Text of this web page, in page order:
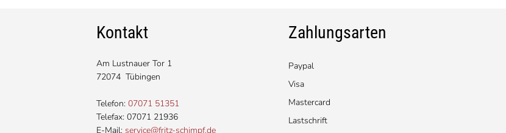
Kontakt
Am Lustnauer Tor 1
72074 Tübingen
Telefon: 07071 51351
Telefax: 07071 21936
E-Mail: service@fritz-schimpf.de
Zahlungsarten
Paypal
Visa
Mastercard
Lastschrift